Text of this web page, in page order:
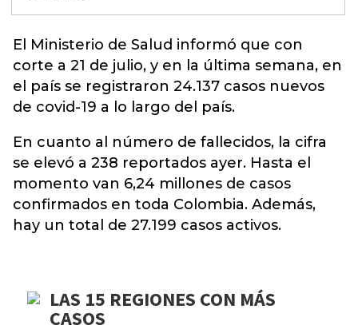
El Ministerio de Salud informó que con
corte a 21 de julio, y en la última semana, en
el país se registraron 24.137 casos nuevos
de covid-19 a lo largo del país.
En cuanto al número de fallecidos, la cifra
se elevó a 238 reportados ayer. Hasta el
momento van 6,24 millones de casos
confirmados en toda Colombia. Además,
hay un total de 27.199 casos activos.